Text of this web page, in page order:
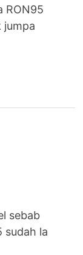
RON95
jumpa
sebab
sudah la